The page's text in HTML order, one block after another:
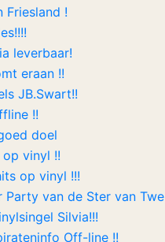
Friesland !
leverbaar!
eraan !!
JB.Swart!!
!!
doel
vinyl !!
op vinyl !!!
Party van de Ster van Twe
Silvia!!!
Off-line !!